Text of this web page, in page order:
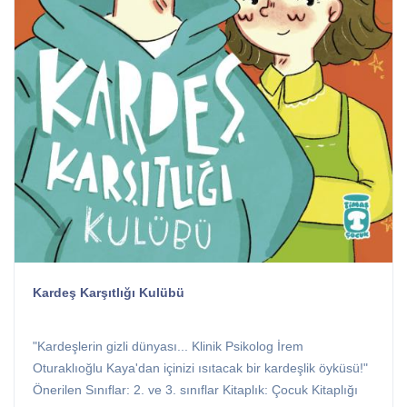
Kardeş Karşıtlığı Kulübü
"Kardeşlerin gizli dünyası... Klinik Psikolog İrem
Oturaklıoğlu Kaya'dan içinizi ısıtacak bir kardeşlik öyküsü!"
Önerilen Sınıflar: 2. ve 3. sınıflar Kitaplık: Çocuk Kitaplığı